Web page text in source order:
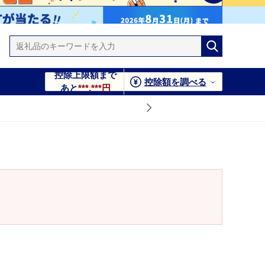
控除上限額まで
あと***,***円
控除額を調べる